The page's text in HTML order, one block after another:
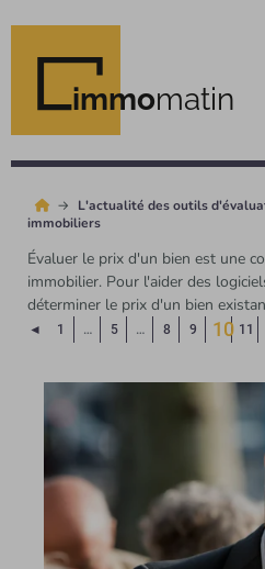
immomatin
L'actualité des outils
immobiliers
Évaluer le prix d'un bien est une
immobilier. Pour l'aider des
déterminer le prix d'un bien
◄ Page précédente
1 … 5 … 8 9
10 11